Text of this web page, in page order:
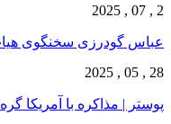
2 , 07 , 2025
عباس گودرزی سخنگوی
28 , 05 , 2025
پوستر | مذاکره با آمریکا